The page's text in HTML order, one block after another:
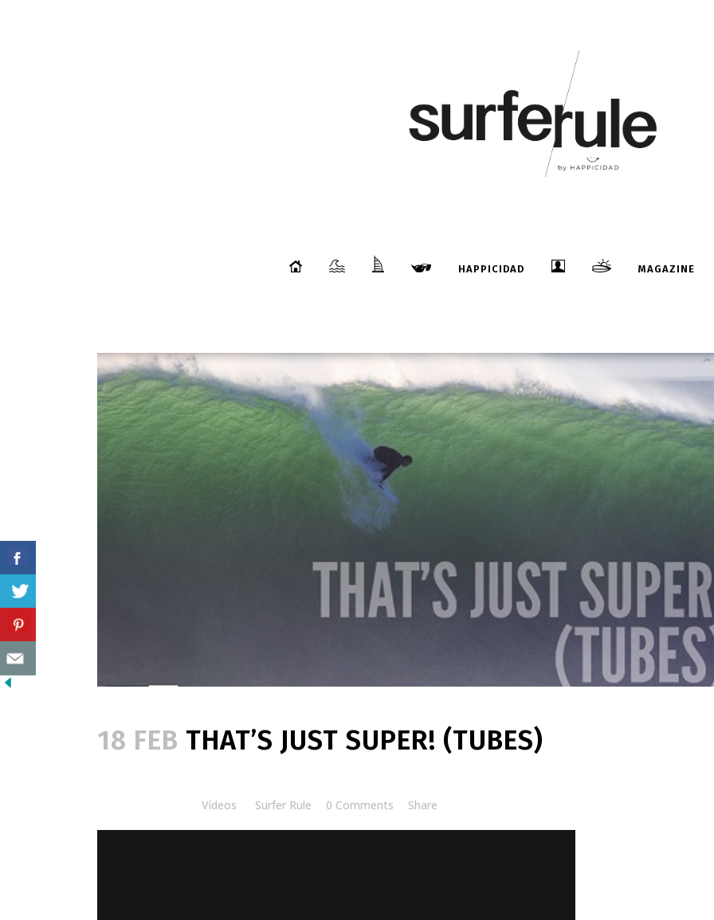
HAPPICIDAD MAGAZINE
18 FEB THAT’S JUST SUPER! (TUBES)
Vídeos Surfer Rule 0 Comments Share